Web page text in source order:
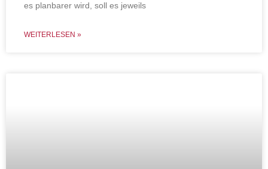
es planbarer wird, soll es jeweils
WEITERLESEN »